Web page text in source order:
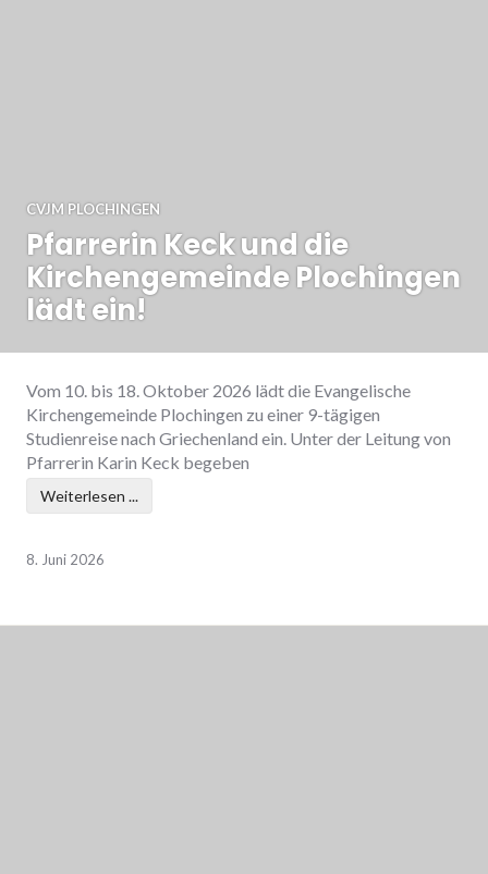
CVJM PLOCHINGEN
Pfarrerin Keck und die
Kirchengemeinde Plochingen
lädt ein!
Vom 10. bis 18. Oktober 2026 lädt die Evangelische
Kirchengemeinde Plochingen zu einer 9-tägigen
Studienreise nach Griechenland ein. Unter der Leitung von
Pfarrerin Karin Keck begeben
Weiterlesen ...
8. Juni 2026